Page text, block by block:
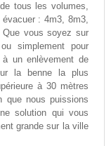
tous les volumes,
: 4m3, 8m3,
Que vous soyez sur
simplement pour
un enlèvement de
la benne la plus
à 30 mètres
que nous puissions
solution qui vous
grande sur la ville